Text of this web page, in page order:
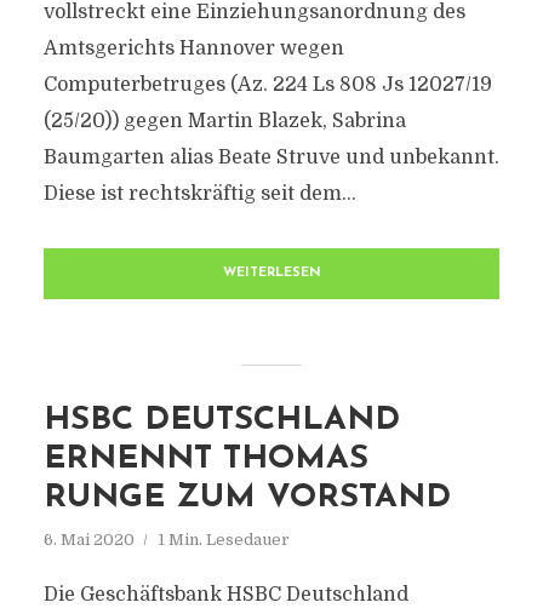
vollstreckt eine Einziehungsanordnung des
Amtsgerichts Hannover wegen
Computerbetruges (Az. 224 Ls 808 Js 12027/​19
(25/​20)) gegen Martin Blazek, Sabrina
Baumgarten alias Beate Struve und unbekannt.
Diese ist rechtskräftig seit dem...
WEITERLESEN
HSBC DEUTSCHLAND
ERNENNT THOMAS
RUNGE ZUM VORSTAND
6. Mai 2020 1 Min. Lesedauer
Die Geschäftsbank HSBC Deutschland